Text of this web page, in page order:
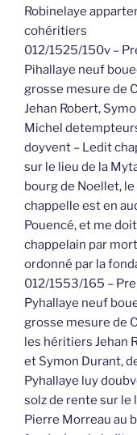
Robinelaye
cohéritiers
012/1525/150v –
Pihallaye neuf
grosse mesure de
Jehan Robert,
Michel
doyvent – Ledit
sur le lieu de la
bourg de Noellet,
chappelle est en
Pouencé, et me
chappelain par
ordonné par la
012/1553/165 –
Pyhallaye neuf
grosse mesure de
les héritiers Jehan
et Symon Durant,
Pyhallaye luy
solz de rente sur le
Pierre Morreau au